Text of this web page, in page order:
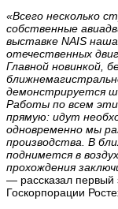
«Всего несколько
собственные
выставке NAIS
отечественных
Главной новинкой,
демонстрируется
Работы по всем
прямую: идут
одновременно мы
производства. В
поднимется в
прохождения
— рассказал первый
Госкорпорации